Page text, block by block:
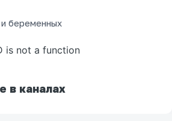
беременных
is not a function
в каналах